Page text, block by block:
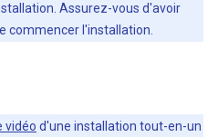
Assurez-vous d'avoir
commencer l'installation.
vidéo d'une installation tout-en-un